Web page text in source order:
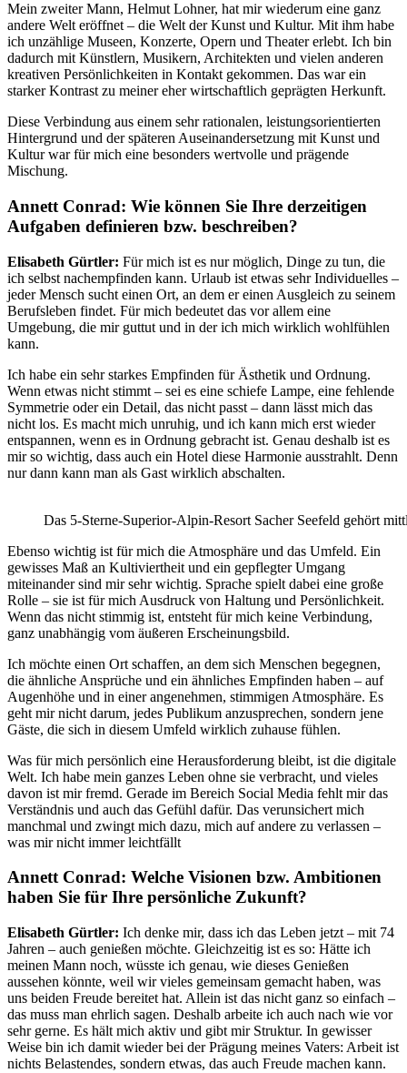
Mein zweiter Mann, Helmut Lohner, hat mir wiederum eine ganz
andere Welt eröffnet – die Welt der Kunst und Kultur. Mit ihm habe
ich unzählige Museen, Konzerte, Opern und Theater erlebt. Ich bin
dadurch mit Künstlern, Musikern, Architekten und vielen anderen
kreativen Persönlichkeiten in Kontakt gekommen. Das war ein
starker Kontrast zu meiner eher wirtschaftlich geprägten Herkunft.
Diese Verbindung aus einem sehr rationalen, leistungsorientierten
Hintergrund und der späteren Auseinandersetzung mit Kunst und
Kultur war für mich eine besonders wertvolle und prägende
Mischung.
Annett Conrad: Wie können Sie Ihre derzeitigen
Aufgaben definieren bzw. beschreiben?
Elisabeth Gürtler: Für mich ist es nur möglich, Dinge zu tun, die
ich selbst nachempfinden kann. Urlaub ist etwas sehr Individuelles –
jeder Mensch sucht einen Ort, an dem er einen Ausgleich zu seinem
Berufsleben findet. Für mich bedeutet das vor allem eine
Umgebung, die mir guttut und in der ich mich wirklich wohlfühlen
kann.
Ich habe ein sehr starkes Empfinden für Ästhetik und Ordnung.
Wenn etwas nicht stimmt – sei es eine schiefe Lampe, eine fehlende
Symmetrie oder ein Detail, das nicht passt – dann lässt mich das
nicht los. Es macht mich unruhig, und ich kann mich erst wieder
entspannen, wenn es in Ordnung gebracht ist. Genau deshalb ist es
mir so wichtig, dass auch ein Hotel diese Harmonie ausstrahlt. Denn
nur dann kann man als Gast wirklich abschalten.
Das 5-Sterne-Superior-Alpin-Resort Sacher Seefeld gehört
Ebenso wichtig ist für mich die Atmosphäre und das Umfeld. Ein
gewisses Maß an Kultiviertheit und ein gepflegter Umgang
miteinander sind mir sehr wichtig. Sprache spielt dabei eine große
Rolle – sie ist für mich Ausdruck von Haltung und Persönlichkeit.
Wenn das nicht stimmig ist, entsteht für mich keine Verbindung,
ganz unabhängig vom äußeren Erscheinungsbild.
Ich möchte einen Ort schaffen, an dem sich Menschen begegnen,
die ähnliche Ansprüche und ein ähnliches Empfinden haben – auf
Augenhöhe und in einer angenehmen, stimmigen Atmosphäre. Es
geht mir nicht darum, jedes Publikum anzusprechen, sondern jene
Gäste, die sich in diesem Umfeld wirklich zuhause fühlen.
Was für mich persönlich eine Herausforderung bleibt, ist die digitale
Welt. Ich habe mein ganzes Leben ohne sie verbracht, und vieles
davon ist mir fremd. Gerade im Bereich Social Media fehlt mir das
Verständnis und auch das Gefühl dafür. Das verunsichert mich
manchmal und zwingt mich dazu, mich auf andere zu verlassen –
was mir nicht immer leichtfällt
Annett Conrad: Welche Visionen bzw. Ambitionen
haben Sie für Ihre persönliche Zukunft?
Elisabeth Gürtler: Ich denke mir, dass ich das Leben jetzt – mit 74
Jahren – auch genießen möchte. Gleichzeitig ist es so: Hätte ich
meinen Mann noch, wüsste ich genau, wie dieses Genießen
aussehen könnte, weil wir vieles gemeinsam gemacht haben, was
uns beiden Freude bereitet hat. Allein ist das nicht ganz so einfach –
das muss man ehrlich sagen. Deshalb arbeite ich auch nach wie vor
sehr gerne. Es hält mich aktiv und gibt mir Struktur. In gewisser
Weise bin ich damit wieder bei der Prägung meines Vaters: Arbeit ist
nichts Belastendes, sondern etwas, das auch Freude machen kann.